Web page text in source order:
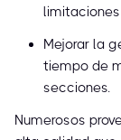
Mejorar la
tiempo de
secciones.
Numerosos